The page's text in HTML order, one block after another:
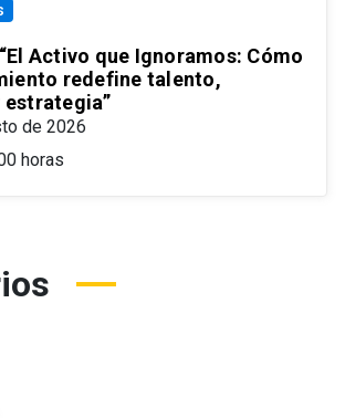
Activo que Ignoramos: Cómo
redefine talento,
estrategia”
de 2026
horas